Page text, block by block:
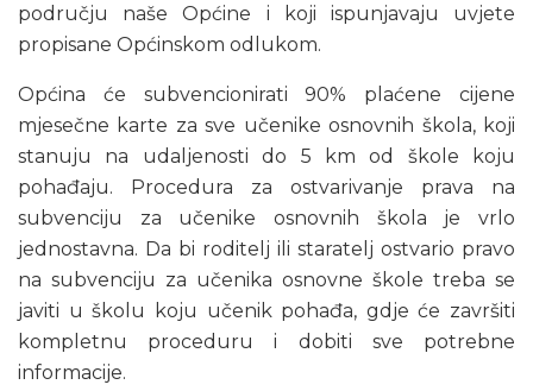
području naše Općine i koji ispunjavaju uvjete
propisane Općinskom odlukom.
Općina će subvencionirati 90% plaćene cijene
mjesečne karte za sve učenike osnovnih škola, koji
stanuju na udaljenosti do 5 km od škole koju
pohađaju. Procedura za ostvarivanje prava na
subvenciju za učenike osnovnih škola je vrlo
jednostavna. Da bi roditelj ili staratelj ostvario pravo
na subvenciju za učenika osnovne škole treba se
javiti u školu koju učenik pohađa, gdje će završiti
kompletnu proceduru i dobiti sve potrebne
informacije.